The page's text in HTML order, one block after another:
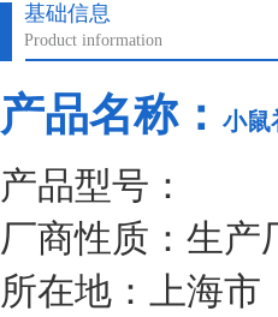
基础信息
Product information
产品名称： 小鼠
产品型号：
厂商性质：生产
所在地：上海市